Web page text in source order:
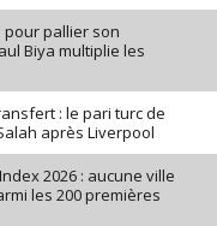
pour pallier son
Biya multiplie les
: le pari turc de
après Liverpool
2026 : aucune ville
les 200 premières